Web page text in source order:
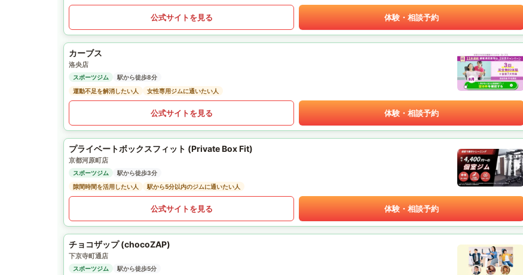
公式サイトを見る 体験・相談予約
カーブス
洛央店
スポーツジム
駅から徒歩8分
運動不足を解消したい人
女性専用ジムに通いたい人
公式サイトを見る 体験・相談予約
プライベートボックスフィット (Private Box Fit)
京都河原町店
スポーツジム
駅から徒歩3分
隙間時間を活用したい人
駅から5分以内のジムに通いたい人
公式サイトを見る 体験・相談予約
チョコザップ (chocoZAP)
下京寺町通店
スポーツジム
駅から徒歩5分